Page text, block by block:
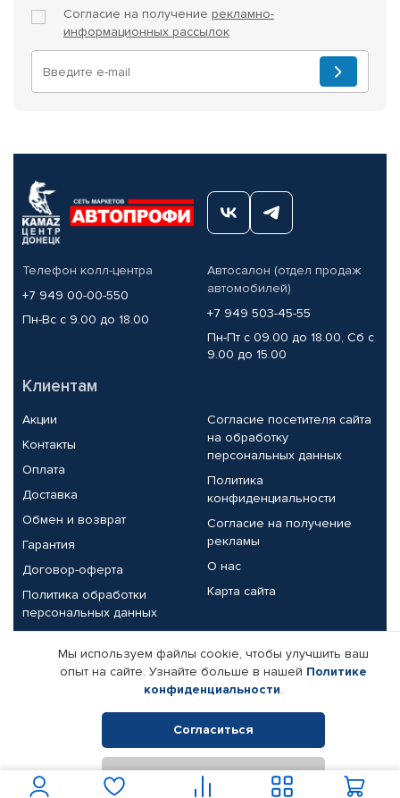
Согласие на получение рекламно-
информационных рассылок
Телефон колл-центра
+7 949 00-00-550
Пн-Вс с 9.00 до 18.00
Автосалон (отдел продаж
автомобилей)
+7 949 503-45-55
Пн-Пт с 09.00 до 18.00, Сб с
9.00 до 15.00
Клиентам
Акции
Контакты
Оплата
Доставка
Обмен и возврат
Гарантия
Договор-оферта
Политика обработки
персональных данных
Согласие посетителя сайта
на обработку
персональных данных
Политика
конфиденциальности
Согласие на получение
рекламы
О нас
Карта сайта
Партнерам
Корпоративным клиентам
Поставщикам
Реквизиты компании
© КАМАЗ ЦЕНТР ДОНЕЦК, 2015-2026. Все права защищены.
Интернет-магазин автомобильных товаров Автопрофи.
Мы используем файлы cookie, чтобы улучшить ваш
опыт на сайте. Узнайте больше в нашей Политике
конфиденциальности.
Согласиться
Отклонить